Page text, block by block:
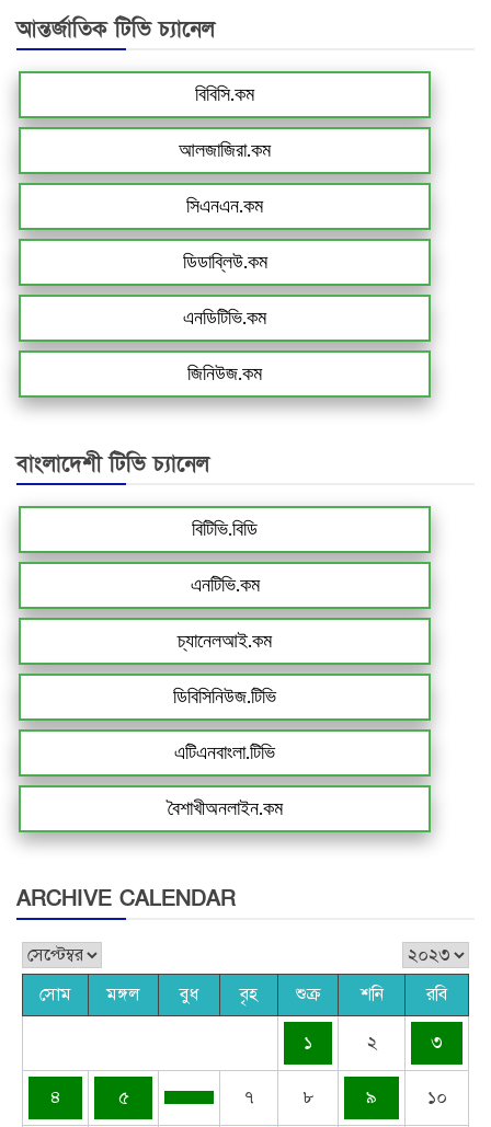
আন্তর্জাতিক টিভি চ্যানেল
বিবিসি.কম
আলজাজিরা.কম
সিএনএন.কম
ডিডাব্লিউ.কম
এনডিটিভি.কম
জিনিউজ.কম
বাংলাদেশী টিভি চ্যানেল
বিটিভি.বিডি
এনটিভি.কম
চ্যানেলআই.কম
ডিবিসিনিউজ.টিভি
এটিএনবাংলা.টিভি
বৈশাখীঅনলাইন.কম
ARCHIVE CALENDAR
সোম মঙ্গল বুধ বৃহ শুক্র শনি রবি
১ ২ ৩
৪ ৫ ৭ ৮ ৯ ১০